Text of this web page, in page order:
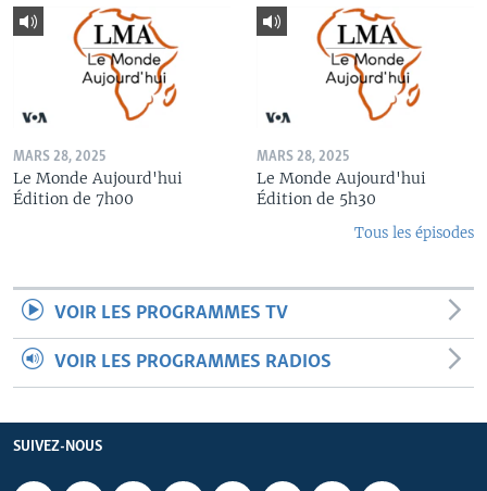
MARS 28, 2025
Le Monde Aujourd'hui
Édition de 7h00
MARS 28, 2025
Le Monde Aujourd'hui
Édition de 5h30
Tous les épisodes
VOIR LES PROGRAMMES TV
VOIR LES PROGRAMMES RADIOS
SUIVEZ-NOUS